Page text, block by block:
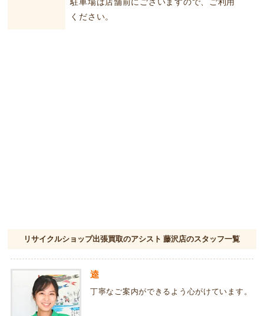
駐車場は店舗前にございますので、ご利用
ください。
リサイクルショップ出張買取のアシスト 藤沢店のスタッフ一覧
逵
丁寧なご案内ができるよう心がけています。